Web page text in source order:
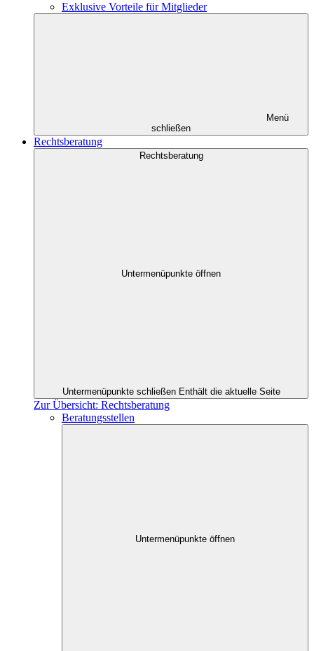
Exklusive Vorteile für Mitglieder
Menü
schließen
Rechtsberatung
Rechtsberatung
Untermenüpunkte öffnen
Untermenüpunkte schließen Enthält die aktuelle Seite
Zur Übersicht: Rechtsberatung
Beratungsstellen
Untermenüpunkte öffnen